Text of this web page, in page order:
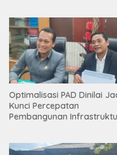
Optimalisasi PAD Dinilai
Kunci Percepatan
Pembangunan